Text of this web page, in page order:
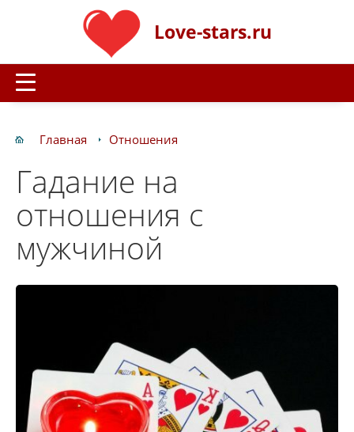
Love-stars.ru
Главная Отношения
Гадание на
отношения с
мужчиной